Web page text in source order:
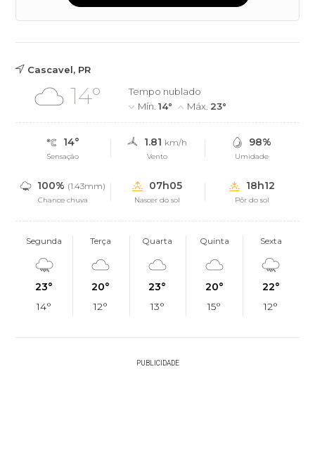
Cascavel, PR
14°
Tempo nublado
Mín.14° Máx. 23°
14°
Sensação
1.81 km/h
Vento
98%
Umidade
100% (1.43mm)
Chance chuva
07h05
Nascer do sol
18h12
Pôr do sol
Segunda
23°
14°
Terça
20°
12°
Quarta
23°
13°
Quinta
20°
15°
Sexta
22°
12°
PUBLICIDADE